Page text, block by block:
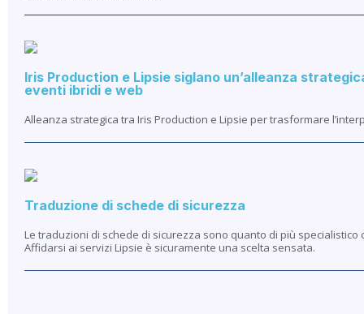
Iris Production e Lipsie siglano un’alleanza
eventi ibridi e web
Alleanza strategica tra Iris Production e Lipsie per trasformare
Traduzione di schede di sicurezza
Le traduzioni di schede di sicurezza sono quanto di più
Affidarsi ai servizi Lipsie è sicuramente una scelta sensata.